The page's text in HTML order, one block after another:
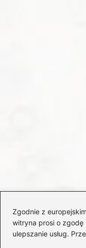
Zgodnie z
witryna prosi o zgodę
ulepszanie usług.